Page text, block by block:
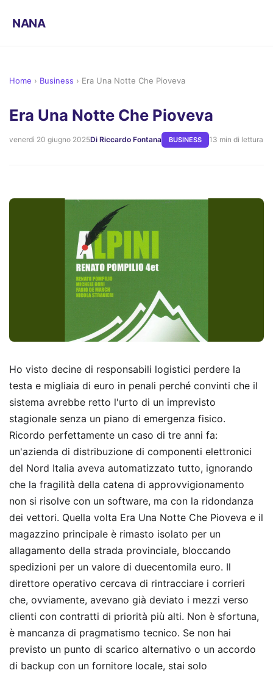
NANA
Home › Business › Era Una Notte Che Pioveva
Era Una Notte Che Pioveva
venerdì 20 giugno 2025Di Riccardo Fontana BUSINESS 13 min di lettura
Ho visto decine di responsabili logistici perdere la
testa e migliaia di euro in penali perché convinti che il
sistema avrebbe retto l'urto di un imprevisto
stagionale senza un piano di emergenza fisico.
Ricordo perfettamente un caso di tre anni fa:
un'azienda di distribuzione di componenti elettronici
del Nord Italia aveva automatizzato tutto, ignorando
che la fragilità della catena di approvvigionamento
non si risolve con un software, ma con la ridondanza
dei vettori. Quella volta Era Una Notte Che Pioveva e il
magazzino principale è rimasto isolato per un
allagamento della strada provinciale, bloccando
spedizioni per un valore di duecentomila euro. Il
direttore operativo cercava di rintracciare i corrieri
che, ovviamente, avevano già deviato i mezzi verso
clienti con contratti di priorità più alti. Non è sfortuna,
è mancanza di pragmatismo tecnico. Se non hai
previsto un punto di scarico alternativo o un accordo
di backup con un fornitore locale, stai solo